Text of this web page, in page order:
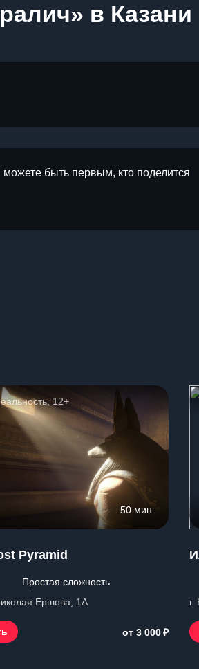
в Казани
можете быть первым, кто поделится
12+
50 мин.
Pyramid
Простая сложность
Ершова, 1А
от 3 000₽